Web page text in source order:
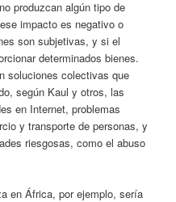
produzcan algún tipo de
impacto es negativo o
son subjetivas, y si el
determinados bienes.
soluciones colectivas que
según Kaul y otros, las
en Internet, problemas
y transporte de personas, y
riesgosas, como el abuso
en África, por ejemplo, sería